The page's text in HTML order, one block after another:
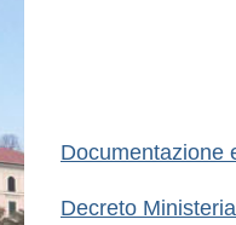
Documentazione
Decreto